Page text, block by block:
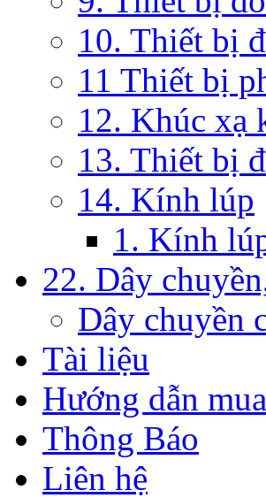
10. Thiết bị
11 Thiết bị
12. Khúc xạ
13. Thiết bị
14. Kính lúp
1. Kính
22. Dây
Dây chuyền
Tài liệu
Hướng dẫn
Thông Báo
Liên hệ